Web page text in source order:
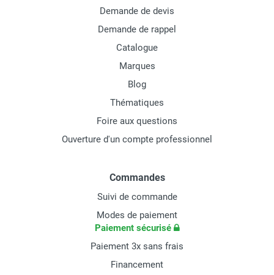
Demande de devis
Demande de rappel
Catalogue
Marques
Blog
Thématiques
Foire aux questions
Ouverture d'un compte professionnel
Commandes
Suivi de commande
Modes de paiement
Paiement sécurisé
Paiement 3x sans frais
Financement